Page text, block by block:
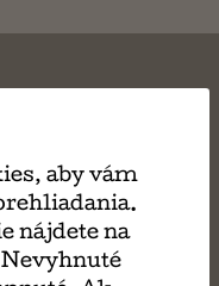
TIEŽ
aby vám
nájdete na